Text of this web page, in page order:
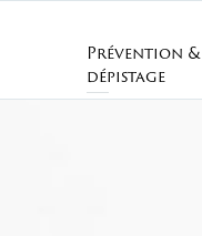
Prévention &
dépistage